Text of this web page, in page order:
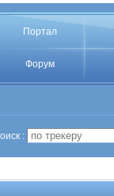
Портал
Форум
: